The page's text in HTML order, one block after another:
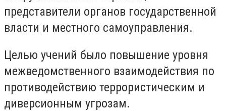
представители органов государственной
власти и местного самоуправления.
Целью учений было повышение уровня
межведомственного взаимодействия по
противодействию террористическим и
диверсионным угрозам.